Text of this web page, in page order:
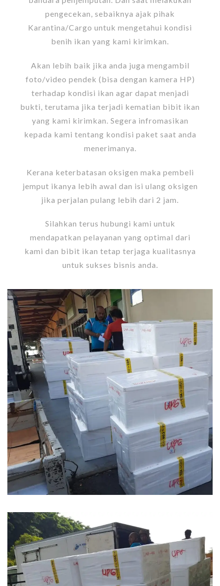
pengecekan, sebaiknya ajak pihak
Karantina/Cargo untuk mengetahui kondisi
benih ikan yang kami kirimkan.
Akan lebih baik jika anda juga mengambil
foto/video pendek (bisa dengan kamera HP)
terhadap kondisi ikan agar dapat menjadi
bukti, terutama jika terjadi kematian bibit ikan
yang kami kirimkan. Segera infromasikan
kepada kami tentang kondisi paket saat anda
menerimanya.
Kerana keterbatasan oksigen maka pembeli
jemput ikanya lebih awal dan isi ulang oksigen
jika perjalan pulang lebih dari 2 jam.
Silahkan terus hubungi kami untuk
mendapatkan pelayanan yang optimal dari
kami dan bibit ikan tetap terjaga kualitasnya
untuk sukses bisnis anda.